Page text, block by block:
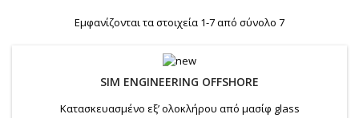
Εμφανίζονται τα στοιχεία 1-7 από σύνολο 7
SIM ENGINEERING OFFSHORE
Κατασκευασμένο εξ’ ολοκλήρου από μασίφ glass